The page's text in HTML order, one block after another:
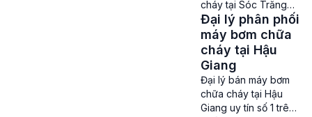
sức cần thiết. Máy
bơm chữa cháy là
thiết bị quan trọng để
cung […]
cháy tại Sóc Trăng
Máy bơm chữa cháy
tại Sóc Trăng – Máy
bơm chữa cháy là một
phần không thể thiếu
trong các hệ thống
phòng cháy chữa
cháy ở Sóc Trăng.
Đại lý phân phối
máy bơm chữa
cháy tại Hậu
Giang
Đại lý bán máy bơm
chữa cháy tại Hậu
Giang uy tín số 1 trên